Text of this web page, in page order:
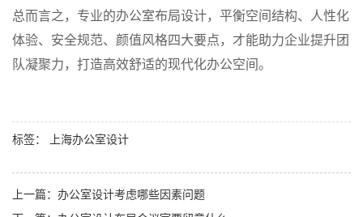
总而言之，专业的办公室布局设计，平衡空间结构、人性化
体验、安全规范、颜值风格四大要点，才能助力企业提升团
队凝聚力，打造高效舒适的现代化办公空间。
标签： 上海办公室设计
上一篇： 办公室设计考虑哪些因素问题